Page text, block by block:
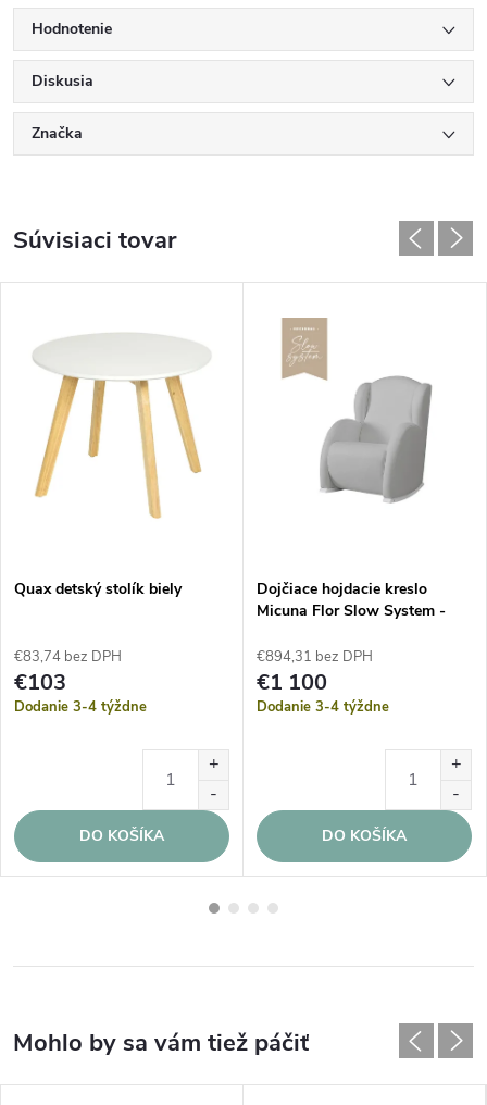
Hodnotenie
Diskusia
Značka
Súvisiaci tovar
Quax detský stolík biely
€83,74 bez DPH
€103
Dodanie 3-4 týždne
DO KOŠÍKA
Dojčiace hojdacie kreslo
Micuna Flor Slow System -
€894,31 bez DPH
€1 100
Dodanie 3-4 týždne
DO KOŠÍKA